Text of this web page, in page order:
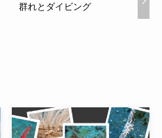
群れとダイビング